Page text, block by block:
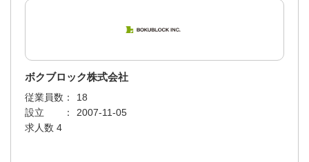
ボクブロック株式会社
従業員数：
18
設立 ：
2007-11-05
求人数 4